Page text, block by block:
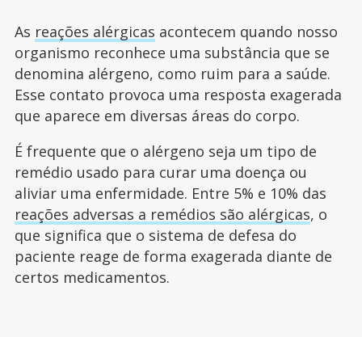
As reações alérgicas acontecem quando nosso
organismo reconhece uma substância que se
denomina alérgeno, como ruim para a saúde.
Esse contato provoca uma resposta exagerada
que aparece em diversas áreas do corpo.
É frequente que o alérgeno seja um tipo de
remédio usado para curar uma doença ou
aliviar uma enfermidade. Entre 5% e 10% das
reações adversas a remédios são alérgicas, o
que significa que o sistema de defesa do
paciente reage de forma exagerada diante de
certos medicamentos.